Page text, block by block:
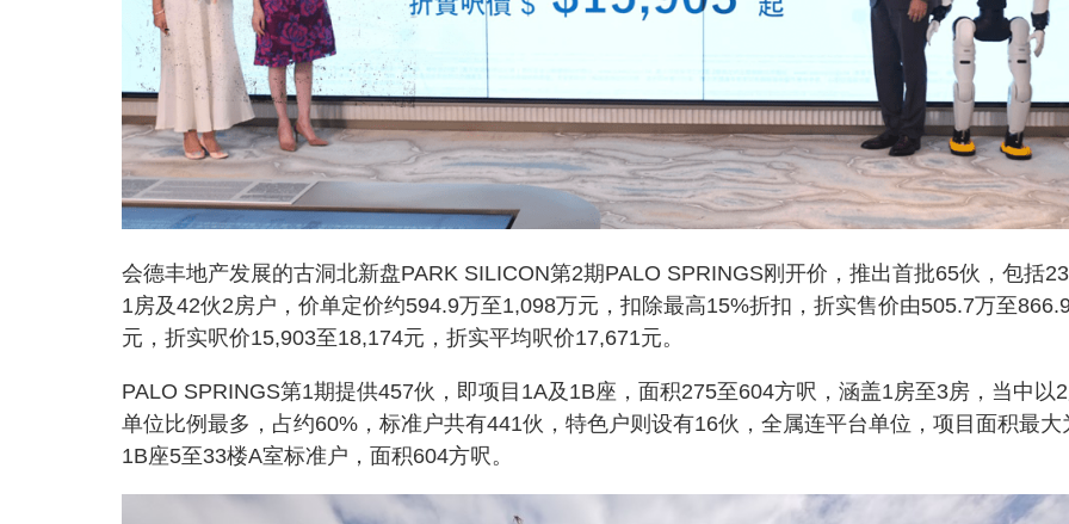
会德丰地产发展的古洞北新盘PARK SILICON第2期PALO SPRINGS刚开价，推出首批65伙，包括
1房及42伙2房户，价单定价约594.9万至1,098万元，扣除最高15%折扣，折实售价由505.7万至
元，折实呎价15,903至18,174元，折实平均呎价17,671元。
PALO SPRINGS第1期提供457伙，即项目1A及1B座，面积275至604方呎，涵盖1房至3房，当中以
单位比例最多，占约60%，标准户共有441伙，特色户则设有16伙，全属连平台单位，项目面积最大
1B座5至33楼A室标准户，面积604方呎。